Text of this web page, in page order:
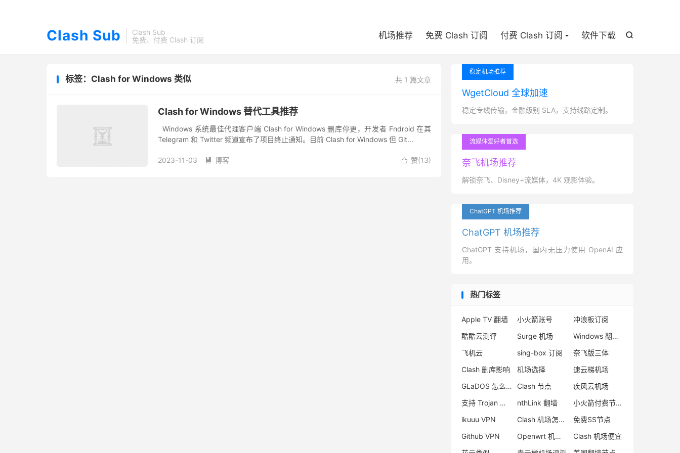
Clash Sub
Clash Sub
免费、付费 Clash 订阅

机场推荐 免费 Clash 订阅 付费 Clash 订阅 软件下载
共 1 篇文章
标签：Clash for Windows 类似
Clash for Windows 替代工具推荐
Windows 系统最佳代理客户端 Clash for Windows 删库停更，开发者 Fndroid 在其
Telegram 和 Twitter 频道宣布了项目终止通知。目前 Clash for Windows 但 Git...
 赞(13)
2023-11-03  博客
稳定机场推荐
WgetCloud 全球加速
稳定专线传输，金融级别 SLA，支持线路定制。
流媒体爱好者首选
奈飞机场推荐
解锁奈飞、Disney+流媒体，4K 观影体验。
ChatGPT 机场推荐
ChatGPT 机场推荐
ChatGPT 支持机场，国内无压力使用 OpenAI 应
用。
热门标签
Apple TV 翻墙 小火箭账号
冲浪板订阅
酷酷云测评
Surge 机场
Windows 翻墙软件下载
飞机云
sing-box 订阅
奈飞版三体
Clash 删库影响
机场选择
速云梯机场
GLaDOS 怎么样
Clash 节点
疾风云机场
支持 Trojan 的机场推荐
nthLink 翻墙
小火箭付费节点购买
ikuuu VPN
Clash 机场怎么用
免费SS节点
Github VPN
Openwrt 机场推荐
Clash 机场便宜